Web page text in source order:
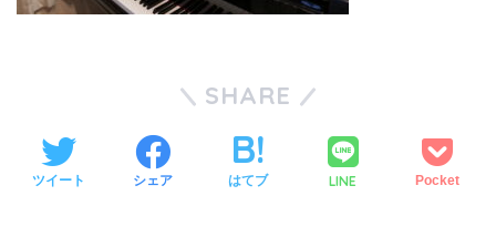
SHARE
ツイート シェア はてブ LINE Pocket